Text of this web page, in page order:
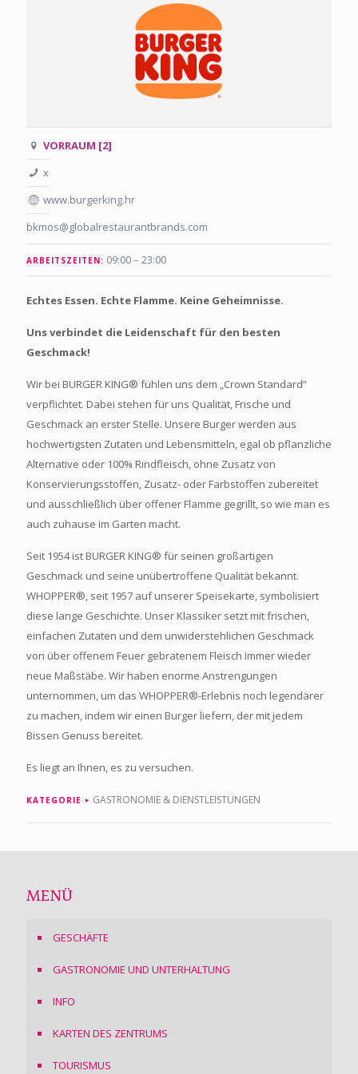
VORRAUM [2]
x
www.burgerking.hr
bkmos@globalrestaurantbrands.com
ARBEITSZEITEN: 09:00 – 23:00
Echtes Essen. Echte Flamme. Keine Geheimnisse.
Uns verbindet die Leidenschaft für den besten
Geschmack!
Wir bei BURGER KING® fühlen uns dem „Crown Standard“
verpflichtet. Dabei stehen für uns Qualität, Frische und
Geschmack an erster Stelle. Unsere Burger werden aus
hochwertigsten Zutaten und Lebensmitteln, egal ob pflanzliche
Alternative oder 100% Rindfleisch, ohne Zusatz von
Konservierungsstoffen, Zusatz- oder Farbstoffen zubereitet
und ausschließlich über offener Flamme gegrillt, so wie man es
auch zuhause im Garten macht.
Seit 1954 ist BURGER KING® für seinen großartigen
Geschmack und seine unübertroffene Qualität bekannt.
WHOPPER®, seit 1957 auf unserer Speisekarte, symbolisiert
diese lange Geschichte. Unser Klassiker setzt mit frischen,
einfachen Zutaten und dem unwiderstehlichen Geschmack
von über offenem Feuer gebratenem Fleisch immer wieder
neue Maßstäbe. Wir haben enorme Anstrengungen
unternommen, um das WHOPPER®-Erlebnis noch legendärer
zu machen, indem wir einen Burger liefern, der mit jedem
Bissen Genuss bereitet.
Es liegt an Ihnen, es zu versuchen.
KATEGORIE GASTRONOMIE & DIENSTLEISTUNGEN
MENÜ
GESCHÄFTE
GASTRONOMIE UND UNTERHALTUNG
INFO
KARTEN DES ZENTRUMS
TOURISMUS